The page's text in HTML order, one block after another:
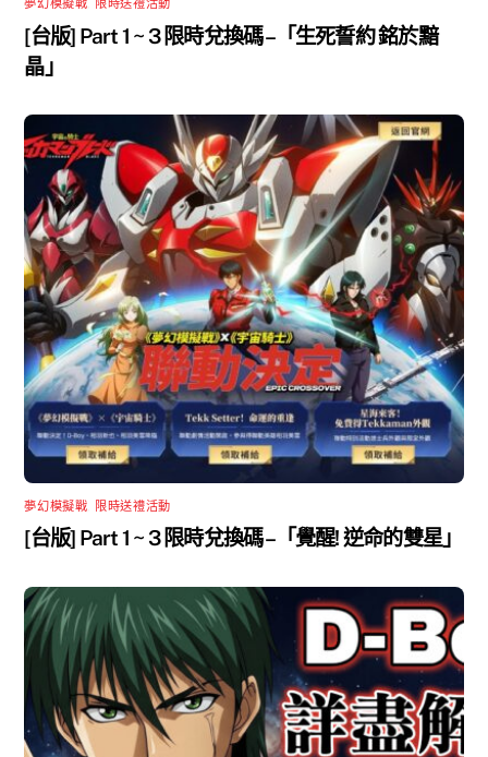
夢幻模擬戰 限時送禮活動
[台版] Part 1 ~ 3 限時兌換碼 –「生死誓約 銘於黯
晶」
夢幻模擬戰 限時送禮活動
[台版] Part 1 ~ 3 限時兌換碼 –「覺醒! 逆命的雙星」